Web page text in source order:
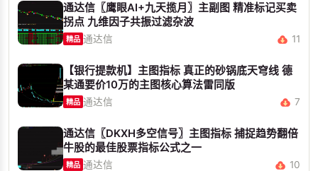
通达信〖鹰眼AI+九天揽月〗主副图 精准标记买卖
拐点 九维因子共振过滤杂波
精品 通达信 11
【银行提款机】主图指标 真正的砂锅底天穹线 德
某通要价10万的主图核心算法雷同版
精品 通达信 7
通达信〖DKXH多空信号〗主图指标 捕捉趋势翻倍
牛股的最佳股票指标公式之一
精品 通达信 10